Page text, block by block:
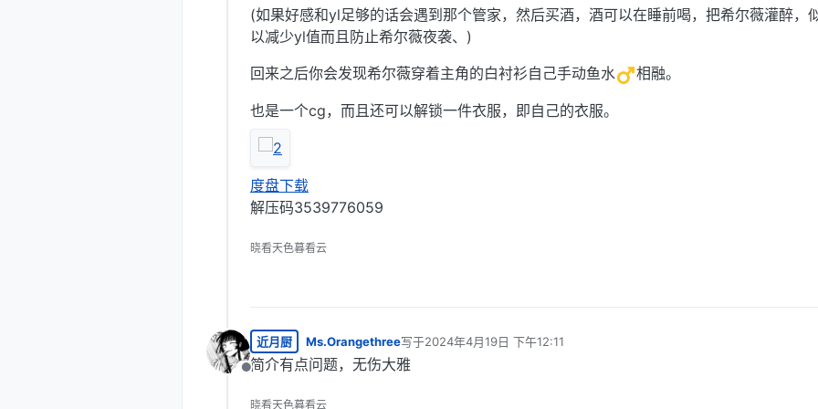
(如果好感和yl足够的话会遇到那个管家，然后买酒，酒可以在睡前喝，把希尔薇灌醉，
以减少yl值而且防止希尔薇夜袭、)
回来之后你会发现希尔薇穿着主角的白衬衫自己手动鱼水
相融。
也是一个cg，而且还可以解锁一件衣服，即自己的衣服。
度盘下载
解压码3539776059
晓看天色暮看云
离线
近月厨 Ms.Orangethree写于2024年4月19日 下午12:11
最后由 编辑
简介有点问题，无伤大雅
晓看天色暮看云